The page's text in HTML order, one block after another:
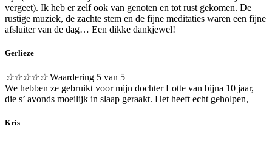
vergeet). Ik heb er zelf ook van genoten en tot rust gekomen. De
rustige muziek, de zachte stem en de fijne meditaties waren een fijne
afsluiter van de dag… Een dikke dankjewel!
Gerlieze
☆☆☆☆☆ Waardering 5 van 5
We hebben ze gebruikt voor mijn dochter Lotte van bijna 10 jaar,
die s’ avonds moeilijk in slaap geraakt. Het heeft echt geholpen,
Kris